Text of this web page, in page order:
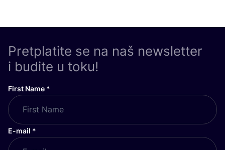
Pretplatite se na naš newsletter
i budite u toku!
First Name *
E-mail *